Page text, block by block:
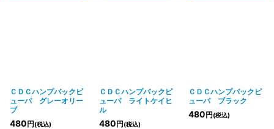
ＣＤＣハンプバックピ
ューパ グレーオリー
ブ
480 円 (税込)
ＣＤＣハンプバックピ
ューパ ライトケイヒ
ル
480 円 (税込)
ＣＤＣハンプバックピ
ューパ ブラック
480 円 (税込)